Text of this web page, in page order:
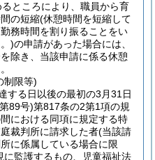
ところにより、職員から育
の短縮(休憩時間を短縮して
務時間を割り振ることをい
)の申請があった場合には、
除き、当該申請に係る休憩
制限等)
する日以後の最初の3月31日
89号)第817条の2第1項の規
における同項に規定する特
裁判所に請求した者(当該請
に係属している場合に限
に監護するもの、児童福祉法